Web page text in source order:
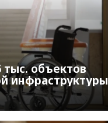
тыс. объектов
инфраструктуры
для лиц с